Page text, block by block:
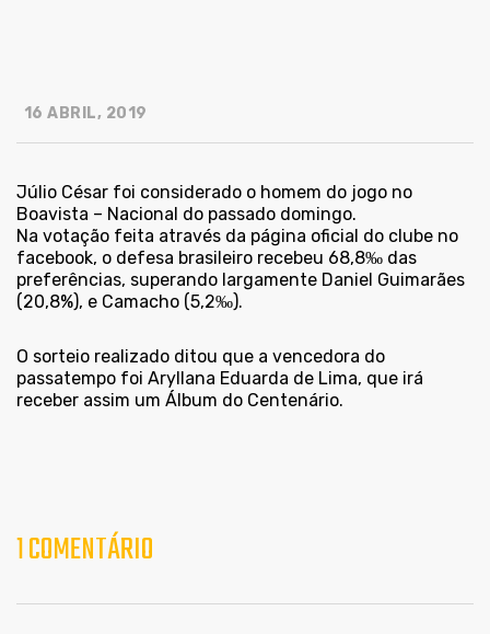
16 ABRIL, 2019
Júlio César foi considerado o homem do jogo no
Boavista – Nacional do passado domingo.
Na votação feita através da página oficial do clube no
facebook, o defesa brasileiro recebeu 68,8‰ das
preferências, superando largamente Daniel Guimarães
(20,8%), e Camacho (5,2‰).
O sorteio realizado ditou que a vencedora do
passatempo foi Aryllana Eduarda de Lima, que irá
receber assim um Álbum do Centenário.
1 COMENTÁRIO